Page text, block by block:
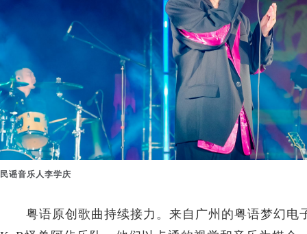
民谣音乐人李学庆
粤语原创歌曲持续接力。来自广州的粤语梦幻电